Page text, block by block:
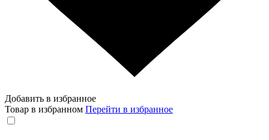
Добавить в избранное
Товар в избранном Перейти в избранное